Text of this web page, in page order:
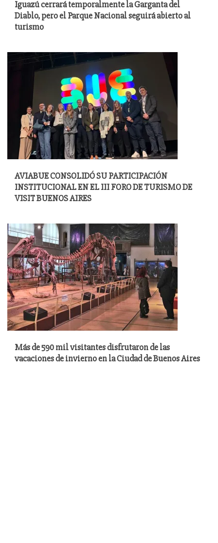
Iguazú cerrará temporalmente la Garganta del
Diablo, pero el Parque Nacional seguirá abierto al
turismo
AVIABUE CONSOLIDÓ SU PARTICIPACIÓN
INSTITUCIONAL EN EL III FORO DE TURISMO DE
VISIT BUENOS AIRES
Más de 590 mil visitantes disfrutaron de las
vacaciones de invierno en la Ciudad de Buenos Aires